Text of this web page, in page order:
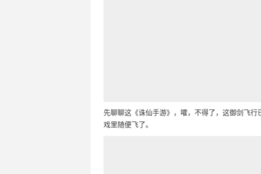
先聊聊这《诛仙手游》，嚯，不得了，这御剑飞
戏里随便飞了。